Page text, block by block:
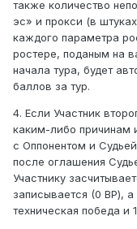
также количество
эс» и прокси (в
каждого параметра
ростере, поданым на
начала тура, будет
баллов за тур.
4. Если Участник
каким-либо причинам
с Оппонентом и
после оглашения
Участнику
записывается (0 ВР), а
техническая победа и